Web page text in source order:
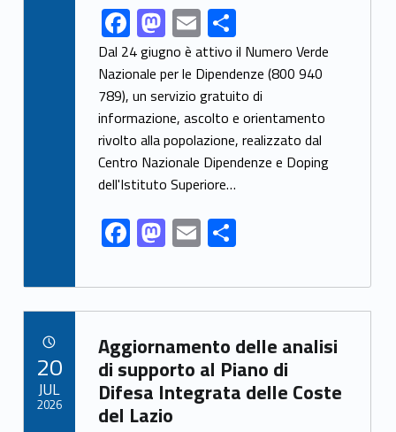
Link identifier share facebook archive #share-link-archive-79352F
ac
e
b
o
o
k
M
as
to
d
o
n
E
m
ai
l
S
h
ar
e
Dal 24 giugno è attivo il Numero Verde
Nazionale per le Dipendenze (800 940
789), un servizio gratuito di
informazione, ascolto e orientamento
rivolto alla popolazione, realizzato dal
Centro Nazionale Dipendenze e Doping
dell'Istituto Superiore…
F
ac
e
b
o
o
k
M
as
to
d
o
n
E
m
ai
l
S
h
ar
e
Link identifier archive #link-archive-70952
Aggiornamento delle analisi
di supporto al Piano di
Difesa Integrata delle Coste
del Lazio
20
JUL
2026